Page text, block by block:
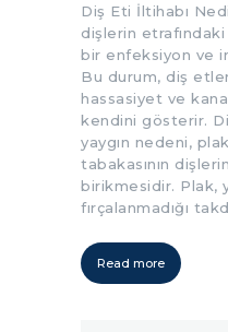
Diş Eti İltihabı
dişlerin
bir enfeksiyon ve
Bu durum, diş
hassasiyet ve
kendini gösterir.
yaygın nedeni,
tabakasının
birikmesidir. Plak,
fırçalanmadığı
Read more